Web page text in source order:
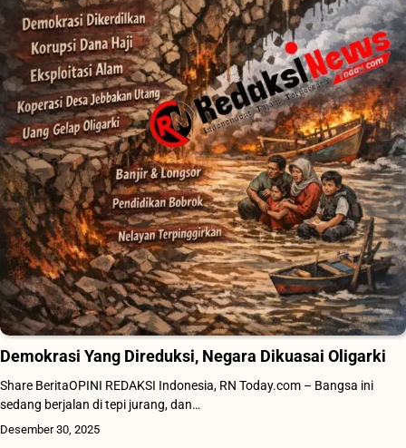
Demokrasi Yang Direduksi, Negara Dikuasai Oligarki
Share BeritaOPINI REDAKSI Indonesia, RN Today.com – Bangsa ini
sedang berjalan di tepi jurang, dan…
Desember 30, 2025